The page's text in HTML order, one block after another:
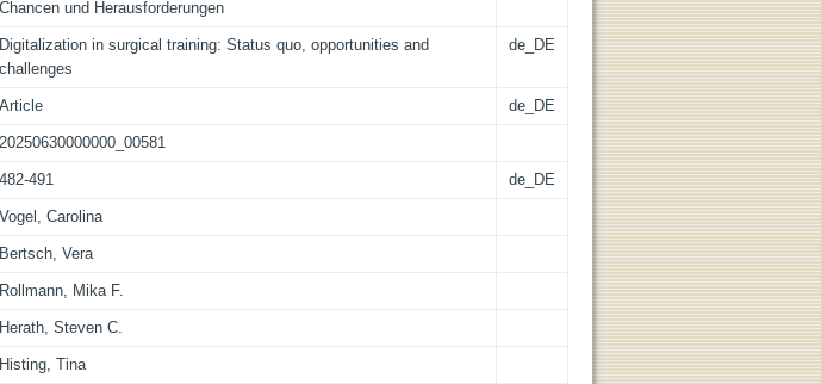
Chancen und Herausforderungen
Digitalization in surgical training: Status quo, opportunities and
challenges
de_DE
Article de_DE
20250630000000_00581
482-491 de_DE
Vogel, Carolina
Bertsch, Vera
Rollmann, Mika F.
Herath, Steven C.
Histing, Tina